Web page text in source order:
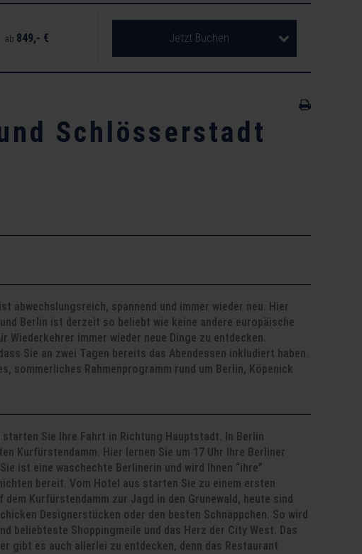
ab 849,- € Jetzt Buchen
Schlösserstadt
abwechslungsreich, spannend und immer wieder neu. Hier
Berlin ist derzeit so beliebt wie keine andere europäische
immer wieder neue Dinge zu entdecken.
Sie an zwei Tagen bereits das Abendessen inkludiert haben.
sommerliches Rahmenprogramm rund um Berlin, Köpenick
starten Sie Ihre Fahrt in Richtung Hauptstadt. In Berlin
Kurfürstendamm. Hier lernen Sie um 17 Uhr Ihre Berliner
ist eine waschechte Berlinerin und wird Ihnen “ihre”
bereit. Vom Hotel aus starten Sie zu einem ersten
Kurfürstendamm zur Jagd in den Grunewald, heute sind
Designerstücken oder den besten Schnäppchen. So wird
beliebteste Shoppingmeile und das Herz der City West. Das
gibt es auch allerlei zu entdecken, denn das Restaurant